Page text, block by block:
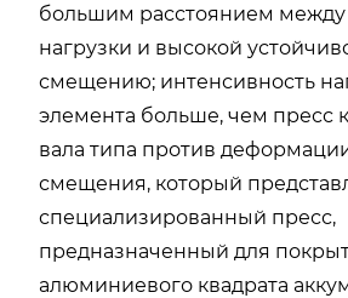
большим расстоянием между
нагрузки и высокой
смещению; интенсивность
элемента больше, чем пресс
вала типа против
смещения, который
специализированный пресс,
предназначенный для
алюминиевого квадрата